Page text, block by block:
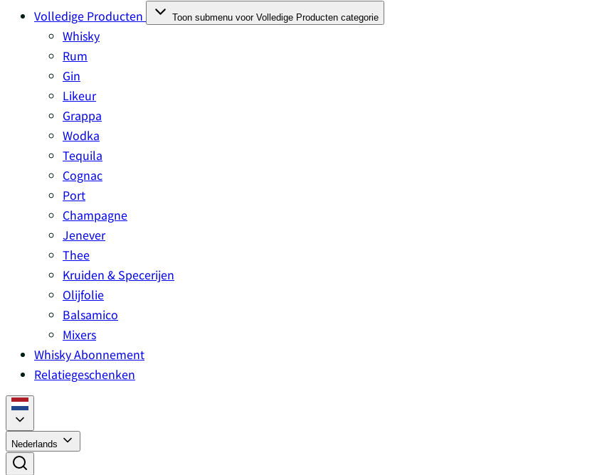
Volledige Producten
Toon submenu voor Volledige Producten categorie
Whisky
Rum
Gin
Likeur
Grappa
Wodka
Tequila
Cognac
Port
Champagne
Jenever
Thee
Kruiden & Specerijen
Olijfolie
Balsamico
Mixers
Whisky Abonnement
Relatiegeschenken
Nederlands